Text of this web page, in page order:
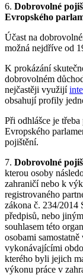
6. Dobrovolné
Evropského
Účast na
možná nejdříve od
K prokázání
dobrovolném
nejčastěji využijí
obsahují profily
Při odhlášce je
Evropského
pojištění.
7. Dobrovolné
kterou osoby
zahraničí nebo k
registrovaného
zákona č. 234/2014
předpisů, nebo
souhlasem této
osobami
vykonávajícími
kterého byli jejich
výkonu práce v